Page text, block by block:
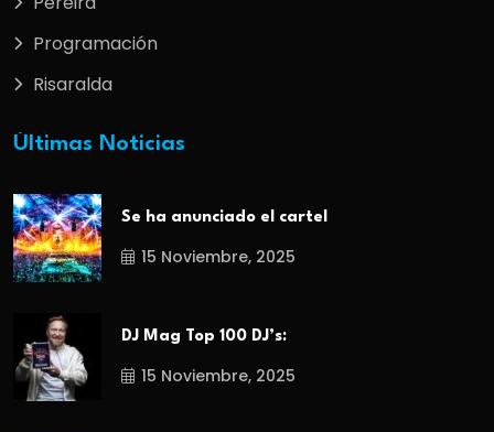
Programación
Risaralda
Últimas Noticias
Se ha anunciado el cartel
15 Noviembre, 2025
DJ Mag Top 100 DJ’s:
15 Noviembre, 2025